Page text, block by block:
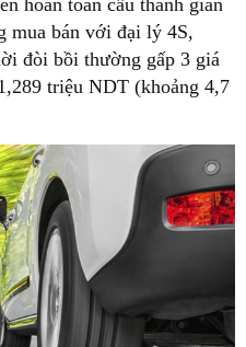
hoàn toàn cấu thành gian
mua bán với đại lý 4S,
đòi bồi thường gấp 3 giá
triệu NDT (khoảng 4,7